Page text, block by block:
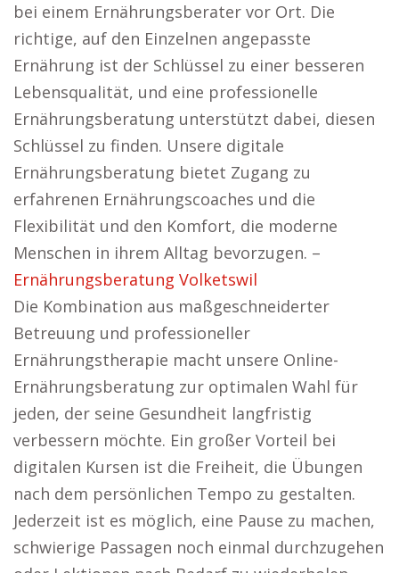
bei einem Ernährungsberater vor Ort. Die
richtige, auf den Einzelnen angepasste
Ernährung ist der Schlüssel zu einer besseren
Lebensqualität, und eine professionelle
Ernährungsberatung unterstützt dabei, diesen
Schlüssel zu finden. Unsere digitale
Ernährungsberatung bietet Zugang zu
erfahrenen Ernährungscoaches und die
Flexibilität und den Komfort, die moderne
Menschen in ihrem Alltag bevorzugen. –
Ernährungsberatung Volketswil
Die Kombination aus maßgeschneiderter
Betreuung und professioneller
Ernährungstherapie macht unsere Online-
Ernährungsberatung zur optimalen Wahl für
jeden, der seine Gesundheit langfristig
verbessern möchte. Ein großer Vorteil bei
digitalen Kursen ist die Freiheit, die Übungen
nach dem persönlichen Tempo zu gestalten.
Jederzeit ist es möglich, eine Pause zu machen,
schwierige Passagen noch einmal durchzugehen